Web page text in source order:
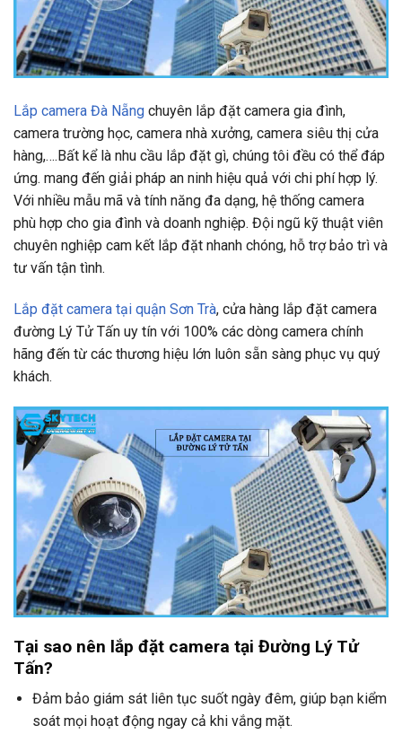
Lắp camera Đà Nẵng chuyên lắp đặt camera gia đình,
camera trường học, camera nhà xưởng, camera siêu thị cửa
hàng,….Bất kể là nhu cầu lắp đặt gì, chúng tôi đều có thể đáp
ứng. mang đến giải pháp an ninh hiệu quả với chi phí hợp lý.
Với nhiều mẫu mã và tính năng đa dạng, hệ thống camera
phù hợp cho gia đình và doanh nghiệp. Đội ngũ kỹ thuật viên
chuyên nghiệp cam kết lắp đặt nhanh chóng, hỗ trợ bảo trì và
tư vấn tận tình.
Lắp đặt camera tại quận Sơn Trà, cửa hàng lắp đặt camera
đường Lý Tử Tấn uy tín với 100% các dòng camera chính
hãng đến từ các thương hiệu lớn luôn sẵn sàng phục vụ quý
khách.
Tại sao nên lắp đặt camera tại Đường Lý Tử
Tấn?
Đảm bảo giám sát liên tục suốt ngày đêm, giúp bạn kiểm
soát mọi hoạt động ngay cả khi vắng mặt.